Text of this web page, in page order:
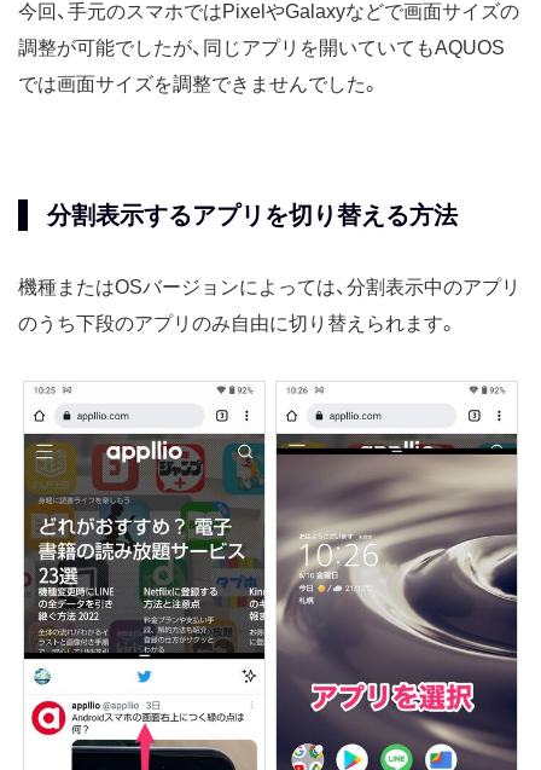
今回、手元のスマホではPixelやGalaxyなどで画面サイズの
調整が可能でしたが、同じアプリを開いていてもAQUOS
では画面サイズを調整できませんでした。
分割表示するアプリを切り替える方法
機種またはOSバージョンによっては、分割表示中のアプリ
のうち下段のアプリのみ自由に切り替えられます。